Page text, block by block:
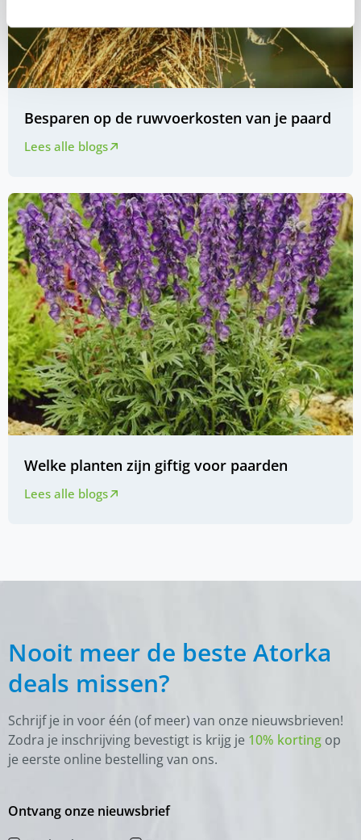
Besparen op de ruwvoerkosten van je paard
Lees alle blogs
Welke planten zijn giftig voor paarden
Lees alle blogs
Nooit meer de beste Atorka
deals missen?
Schrijf je in voor één (of meer) van onze nieuwsbrieven!
Zodra je inschrijving bevestigt is krijg je 10% korting op
je eerste online bestelling van ons.
Ontvang onze nieuwsbrief